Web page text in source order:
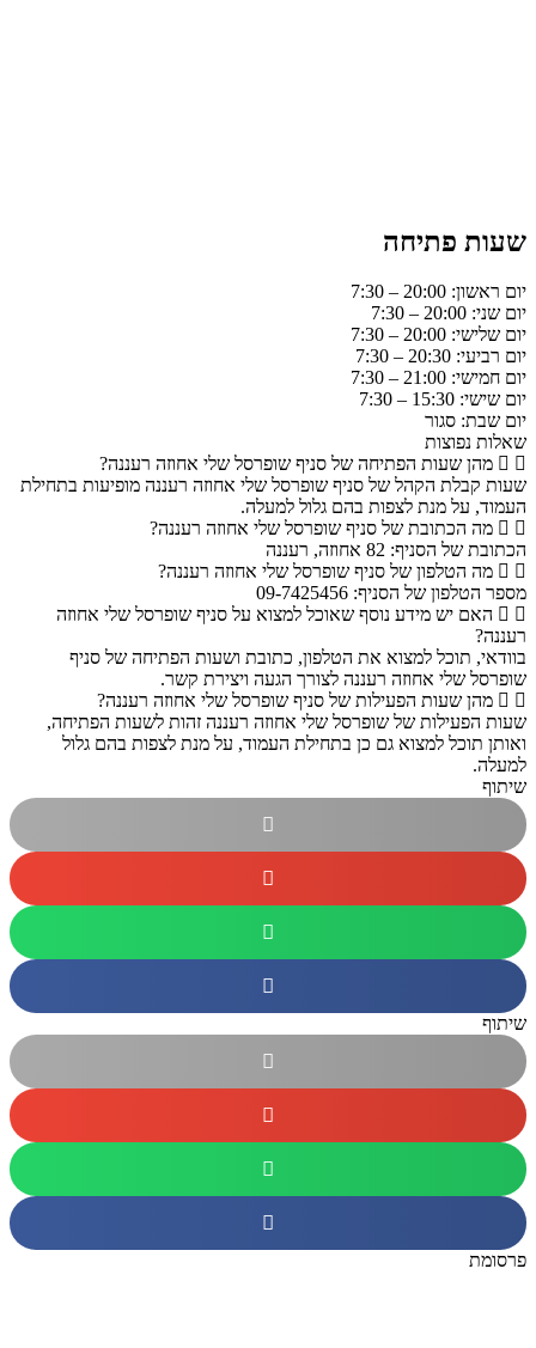
שעות פתיחה
יום ראשון: 20:00 – 7:30
יום שני: 20:00 – 7:30
יום שלישי: 20:00 – 7:30
יום רביעי: 20:30 – 7:30
יום חמישי: 21:00 – 7:30
יום שישי: 15:30 – 7:30
יום שבת: סגור
שאלות נפוצות
מהן שעות הפתיחה של סניף שופרסל שלי אחוזה רעננה?
שעות קבלת הקהל של סניף שופרסל שלי אחוזה רעננה מופיעות בתחילת
העמוד, על מנת לצפות בהם גלול למעלה.
מה הכתובת של סניף שופרסל שלי אחוזה רעננה?
הכתובת של הסניף: 82 אחוזה, רעננה
מה הטלפון של סניף שופרסל שלי אחוזה רעננה?
מספר הטלפון של הסניף: 09-7425456
האם יש מידע נוסף שאוכל למצוא על סניף שופרסל שלי אחוזה
רעננה?
בוודאי, תוכל למצוא את הטלפון, כתובת ושעות הפתיחה של סניף
שופרסל שלי אחוזה רעננה לצורך הגעה ויצירת קשר.
מהן שעות הפעילות של סניף שופרסל שלי אחוזה רעננה?
שעות הפעילות של שופרסל שלי אחוזה רעננה זהות לשעות הפתיחה,
ואותן תוכל למצוא גם כן בתחילת העמוד, על מנת לצפות בהם גלול
למעלה.
שיתוף
שיתוף
פרסומת